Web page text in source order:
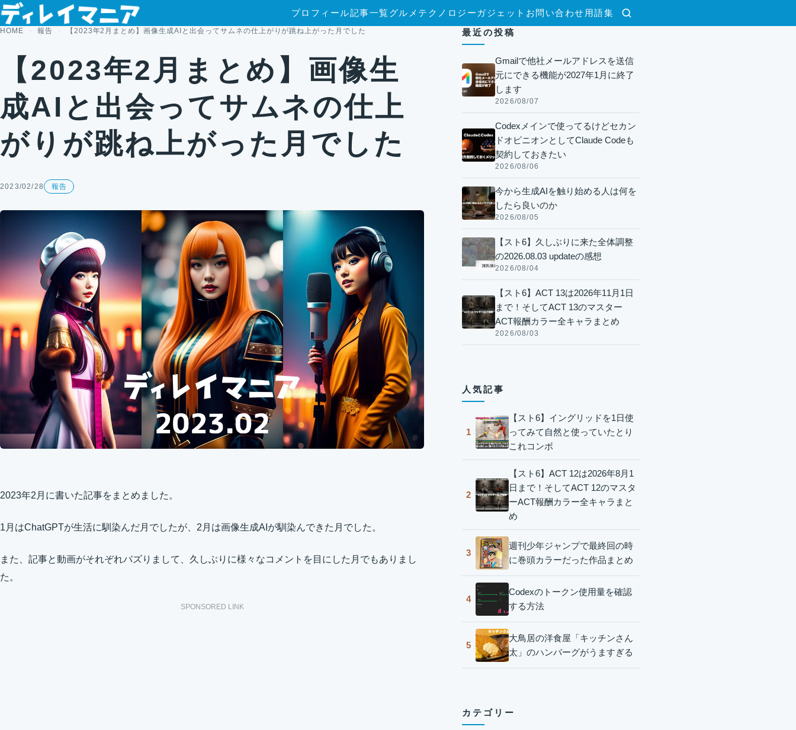
コンテンツへスキップ
検索
プロフィール記事一覧グルメ テクノロジー ガジェット お問い合わせ 用語集
HOME 報告 【2023年2月まとめ】画像生成AIと出会ってサムネの仕上がりが跳ね上がった月でした
【2023年2月まとめ】画像生
成AIと出会ってサムネの仕上
がりが跳ね上がった月でした
2023/02/28 報告
2023年2月に書いた記事をまとめました。
1月はChatGPTが生活に馴染んだ月でしたが、2月は画像生成AIが馴染んできた月でした。
また、記事と動画がそれぞれバズりまして、久しぶりに様々なコメントを目にした月でもありまし
た。
SPONSORED LINK
最近の投稿
Gmailで他社メールアドレスを送信
元にできる機能が2027年1月に終了
します
2026/08/07
Codexメインで使ってるけどセカン
ドオピニオンとしてClaude Codeも
契約しておきたい
2026/08/06
今から生成AIを触り始める人は何を
したら良いのか
2026/08/05
【スト6】久しぶりに来た全体調整
の2026.08.03 updateの感想
2026/08/04
【スト6】ACT 13は2026年11月1日
まで！そしてACT 13のマスター
ACT報酬カラー全キャラまとめ
2026/08/03
人気記事
1
【スト6】イングリッドを1日使
ってみて自然と使っていたとり
これコンボ
2
【スト6】ACT 12は2026年8月1
日まで！そしてACT 12のマスタ
ーACT報酬カラー全キャラまと
め
3
週刊少年ジャンプで最終回の時
に巻頭カラーだった作品まとめ
4
Codexのトークン使用量を確認
する方法
5
大鳥居の洋食屋「キッチンさん
太」のハンバーグがうますぎる
カテゴリー